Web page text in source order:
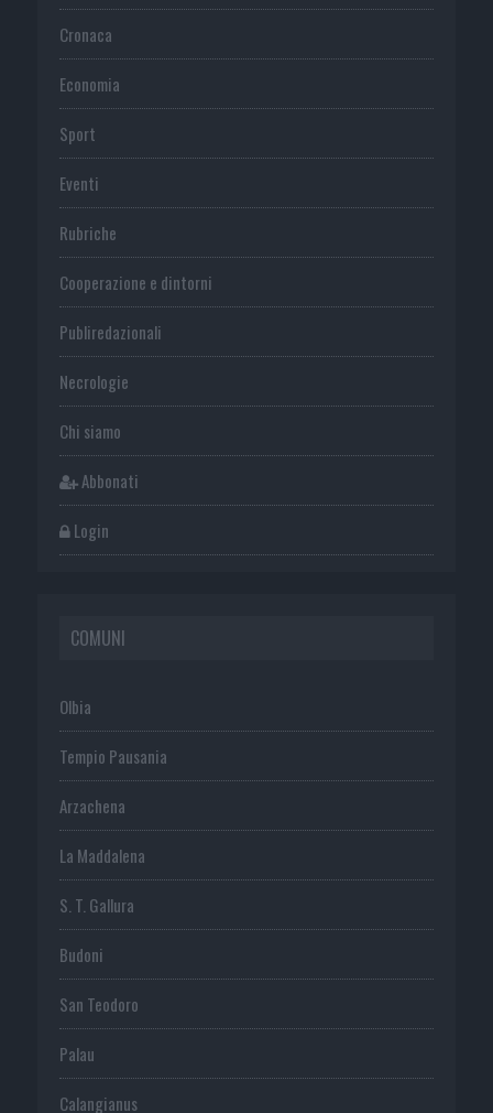
Cronaca
Economia
Sport
Eventi
Rubriche
Cooperazione e dintorni
Publiredazionali
Necrologie
Chi siamo
Abbonati
Login
COMUNI
Olbia
Tempio Pausania
Arzachena
La Maddalena
S. T. Gallura
Budoni
San Teodoro
Palau
Calangianus